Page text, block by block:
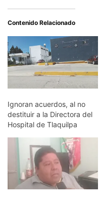
Contenido Relacionado
Ignoran acuerdos, al no
destituir a la Directora del
Hospital de Tlaquilpa